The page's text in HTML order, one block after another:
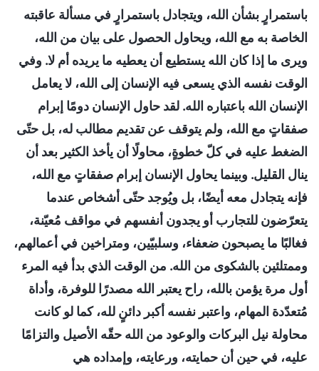
باستمرارٍ بشأن الله، ويتجادل باستمرارٍ في مسألة عاقبته
الخاصة به مع الله، ويحاول الحصول على بيان من الله،
ويرى ما إذا كان الله يستطيع أن يعطيه ما يريده أم لا. وفي
الوقت نفسه الذي يسعى فيه الإنسان إلى الله، لا يعامل
الإنسان الله باعتباره الله. لقد حاول الإنسان دومًا إبرام
صفقاتٍ مع الله، ولم يتوقف عن تقديم مطالب له، بل حتّى
الضغط عليه في كلّ خطوةٍ، محاولًا أن يأخذ الكثير بعد أن
ينال القليل. وبينما يحاول الإنسان إبرام صفقاتٍ مع الله،
فإنه يتجادل معه أيضًا، بل ويُوجد حتّى أشخاص عندما
يتعرّضون للتجارب أو يجدون أنفسهم في مواقف مُعيّنة،
فغالبًا ما يصبحون ضعفاء، وسلبيّين، ومتراخين في أعمالهم،
وممتلئين بالشكوى من الله. من الوقت الذي بدأ فيه المرء
أول مرة يؤمن بالله، راح يعتبر الله مصدرًا للوفرة، وأداة
مُتعدّدة المهام، واعتبر نفسه أكبر دائنٍ لله، كما لو كانت
محاولة نيل البركات والوعود من الله حقّه الأصيل والتزامًا
عليه، في حين أن حمايته، ورعايته، وإمداده هي